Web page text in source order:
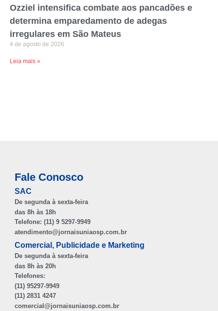
Ozziel intensifica combate aos pancadões e
determina emparedamento de adegas
irregulares em São Mateus
4 de agosto de 2026
Leia mais »
Fale Conosco
SAC
De segunda à sexta-feira
das 8h às 18h
Telefone: (11) 9 5297-9949
atendimento@jornaisuniaosp.com.br
Comercial, Publicidade e Marketing
De segunda à sexta-feira
das 8h às 20h
Telefones:
(11) 95297-9949
(11) 2831 4247
comercial@jornaisuniaosp.com.br